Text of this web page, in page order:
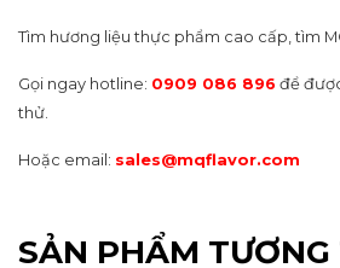
Tìm hương liệu thực phẩm cao cấp, tìm
Gọi ngay hotline: 0909 086 896 để
thử.
Hoặc email: sales@mqflavor.com
SẢN PHẨM TƯƠNG